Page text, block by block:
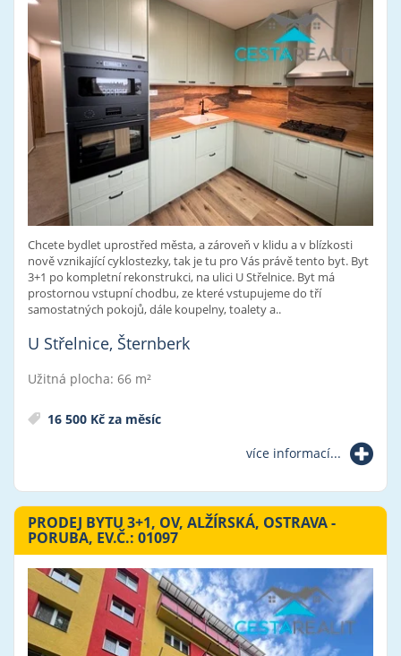
Chcete bydlet uprostřed města, a zároveň v klidu a v blízkosti
nově vznikající cyklostezky, tak je tu pro Vás právě tento byt. Byt
3+1 po kompletní rekonstrukci, na ulici U Střelnice. Byt má
prostornou vstupní chodbu, ze které vstupujeme do tří
samostatných pokojů, dále koupelny, toalety a..
U Střelnice, Šternberk
Užitná plocha: 66 m²
16 500 Kč za měsíc
více informací...
PRODEJ BYTU 3+1, OV, ALŽÍRSKÁ, OSTRAVA -
PORUBA, EV.Č.: 01097